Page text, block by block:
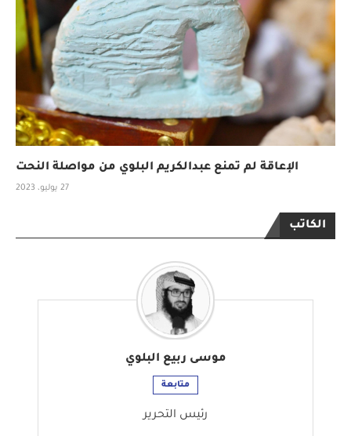
الإعاقة لم تمنع عبدالكريم البلوي من مواصلة النحت
27 يوليو، 2023
الكاتب
موسى ربيع البلوي
متابعة
رئيس التحرير